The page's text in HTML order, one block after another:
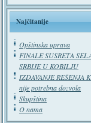
Najčitanije
Opštinska uprava
FINALE SUSRETA
SRBIJE U KOBILJU
IZDAVANJE REŠENJA
nije potrebna dozvola
Skupština
O nama